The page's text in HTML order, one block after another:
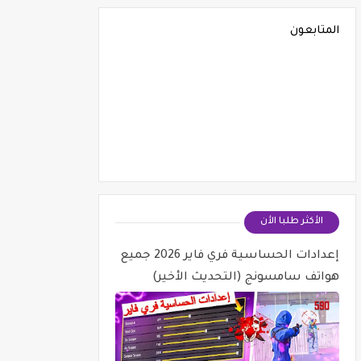
المتابعون
الأكثر طلبا الأن
إعدادات الحساسية فري فاير 2026 جميع
هواتف سامسونج (التحديث الأخير)